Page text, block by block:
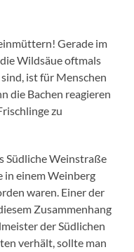
Gerade im
Wildsäue oftmals
ist für Menschen
die Bachen reagieren
zu
Südliche Weinstraße
in einem Weinberg
waren. Einer der
Zusammenhang
der Südlichen
verhält, sollte man